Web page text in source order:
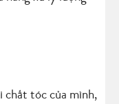
tóc của mình,